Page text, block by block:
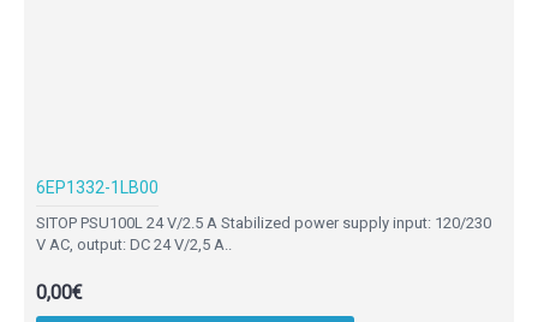
6EP1332-1LB00
SITOP PSU100L 24 V/2.5 A Stabilized power supply input: 120/230
V AC, output: DC 24 V/2,5 A..
0,00€